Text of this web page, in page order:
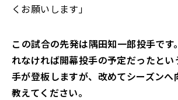
くお願いします」
――この試合の先発は隅田知一郎投手で
れなければ開幕投手の予定だったと
手が登板しますが、改めてシーズンへ
教えてください。